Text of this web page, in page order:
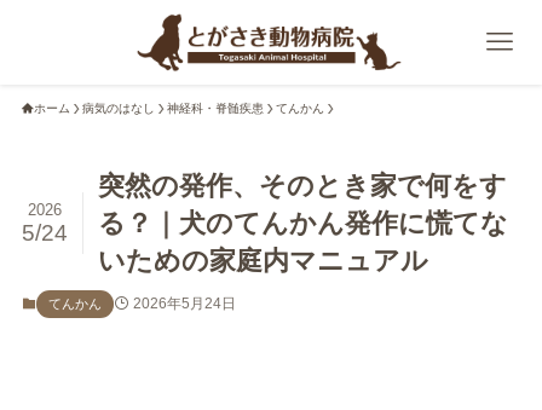
ホーム 病気のはなし 神経科・脊髄疾患 てんかん
突然の発作、そのとき家で何をす
る？｜犬のてんかん発作に慌てな
いための家庭内マニュアル
2026
5/24
てんかん 2026年5月24日